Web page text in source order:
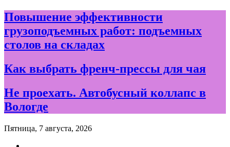
Skip
to
content
Повышение эффективности
грузоподъемных работ: подъемных
столов на складах
Как выбрать френч-прессы для чая
Не проехать. Автобусный коллапс в
Вологде
Пятница, 7 августа, 2026